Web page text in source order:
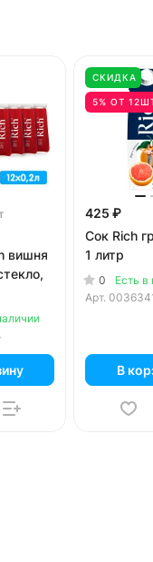
вишня
СКИДКА
5% ОТ
425 ₽
Сок Rich
1 литр
0
Есть в
Арт.
В